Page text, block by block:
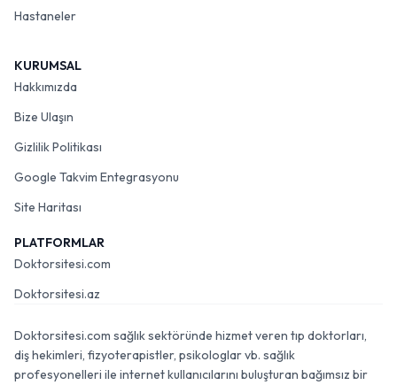
Hastaneler
KURUMSAL
Hakkımızda
Bize Ulaşın
Gizlilik Politikası
Google Takvim Entegrasyonu
Site Haritası
PLATFORMLAR
Doktorsitesi.com
Doktorsitesi.az
Doktorsitesi.com sağlık sektöründe hizmet veren tıp doktorları,
diş hekimleri, fizyoterapistler, psikologlar vb. sağlık
profesyonelleri ile internet kullanıcılarını buluşturan bağımsız bir